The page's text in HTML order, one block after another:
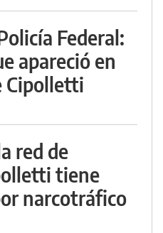
Federal:
apareció en
Cipolletti
red de
tiene
narcotráfico